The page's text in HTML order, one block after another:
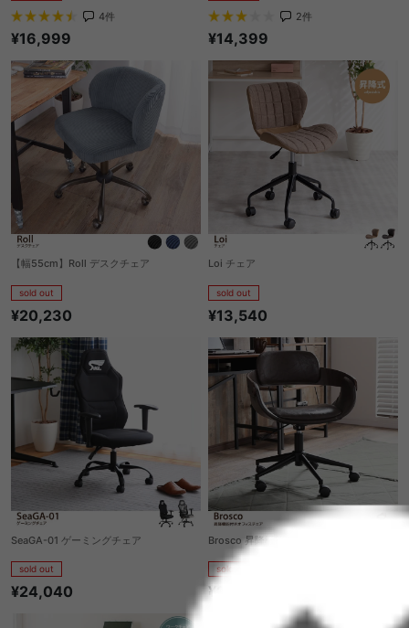
4件
¥16,999
2件
¥14,399
【幅55cm】Roll デスクチェア
sold out
¥20,230
Loi チェア
sold out
¥13,540
SeaGA-01 ゲーミングチェア
sold out
¥24,040
Brosco 昇降機能付きオフィスチェア
sold out
¥21,160